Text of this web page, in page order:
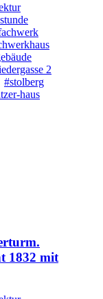
2
#stolberg
haus
1832 mit